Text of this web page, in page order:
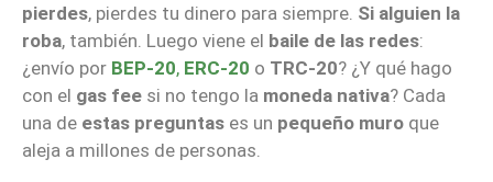
pierdes, pierdes tu dinero para siempre. Si alguien la
roba, también. Luego viene el baile de las redes:
¿envío por BEP-20, ERC-20 o TRC-20? ¿Y qué hago
con el gas fee si no tengo la moneda nativa? Cada
una de estas preguntas es un pequeño muro que
aleja a millones de personas.